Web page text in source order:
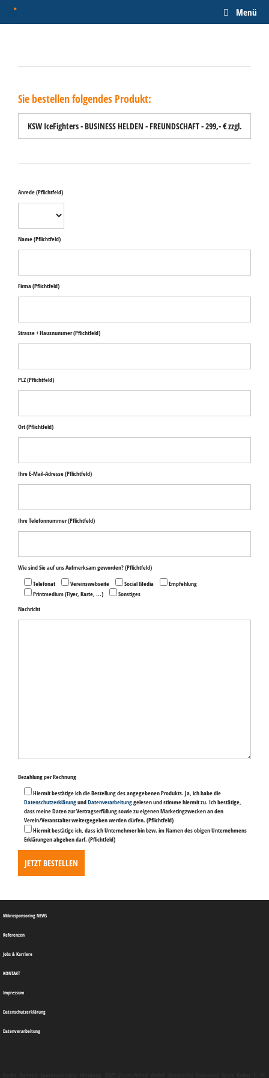
Menü
Sie bestellen folgendes Produkt:
Anrede(Pflichtfeld)
Name(Pflichtfeld)
Firma(Pflichtfeld)
Strasse + Hausnummer(Pflichtfeld)
PLZ(Pflichtfeld)
Ort(Pflichtfeld)
Ihre E-Mail-Adresse(Pflichtfeld)
Ihre Telefonnummer(Pflichtfeld)
Wie sind Sie auf uns Aufmerksam geworden?(Pflichtfeld)
Telefonat
Vereinswebseite Social Media
Empfehlung
Printmedium (Flyer, Karte, ...)
Sonstiges
Nachricht
lasse
dieses
Feld
leer.
Bezahlung per Rechnung
Hiermit bestätige ich die Bestellung des angegebenen Produkts. Ja, ich habe die
DatenschutzerklärungundDatenverarbeitunggelesen und stimme hiermit zu. Ich bestätige,
dass meine Daten zur Vertragserfüllung sowie zu eigenen Marketingzwecken an den
Verein/Veranstalter weitergegeben werden dürfen. (Pflichtfeld)
Hiermit bestätige ich, dass ich Unternehmer bin bzw. im Namen des obigen Unternehmens
Erklärungen abgeben darf. (Pflichtfeld)
Mikrosponsoring NEWS
Referenzen
Jobs & Karriere
KONTAKT
Impressum
Datenschutzerklärung
Datenverarbeitung